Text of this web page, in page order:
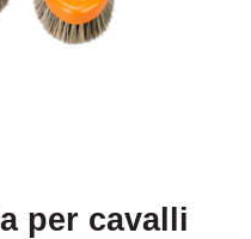
per cavalli